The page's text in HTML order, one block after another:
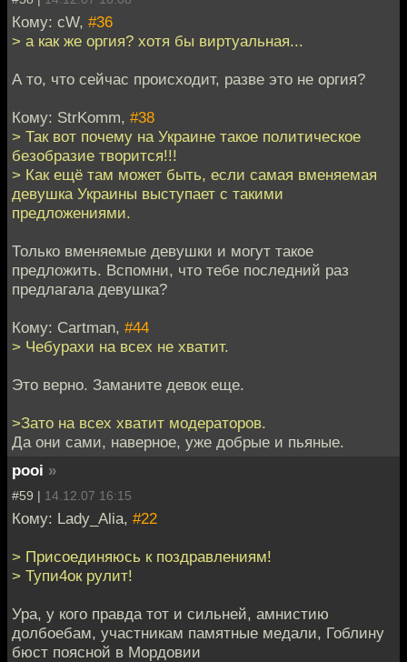
Кому: cW, #36
> а как же оргия? хотя бы виртуальная...
А то, что сейчас происходит, разве это не оргия?
Кому: StrKomm, #38
> Так вот почему на Украине такое политическое
безобразие творится!!!
> Как ещё там может быть, если самая вменяемая
девушка Украины выступает с такими
предложениями.
Только вменяемые девушки и могут такое
предложить. Вспомни, что тебе последний раз
предлагала девушка?
Кому: Cartman, #44
> Чебурахи на всех не хватит.
Это верно. Заманите девок еще.
>Зато на всех хватит модераторов.
Да они сами, наверное, уже добрые и пьяные.
pooi »
#59 | 14.12.07 16:15
Кому: Lady_Alia, #22
> Присоединяюсь к поздравлениям!
> Тупи4ок рулит!
Ура, у кого правда тот и сильней, амнистию
долбоебам, участникам памятные медали, Гоблину
бюст поясной в Мордовии